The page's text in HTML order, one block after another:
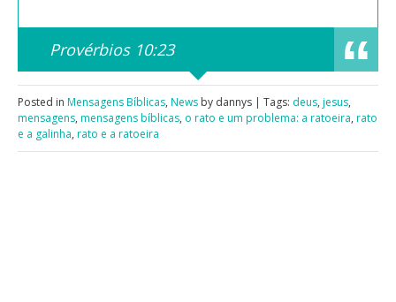
Provérbios 10:23
Posted in Mensagens Bíblicas, News by dannys | Tags: deus, jesus,
mensagens, mensagens bíblicas, o rato e um problema: a ratoeira, rato
e a galinha, rato e a ratoeira